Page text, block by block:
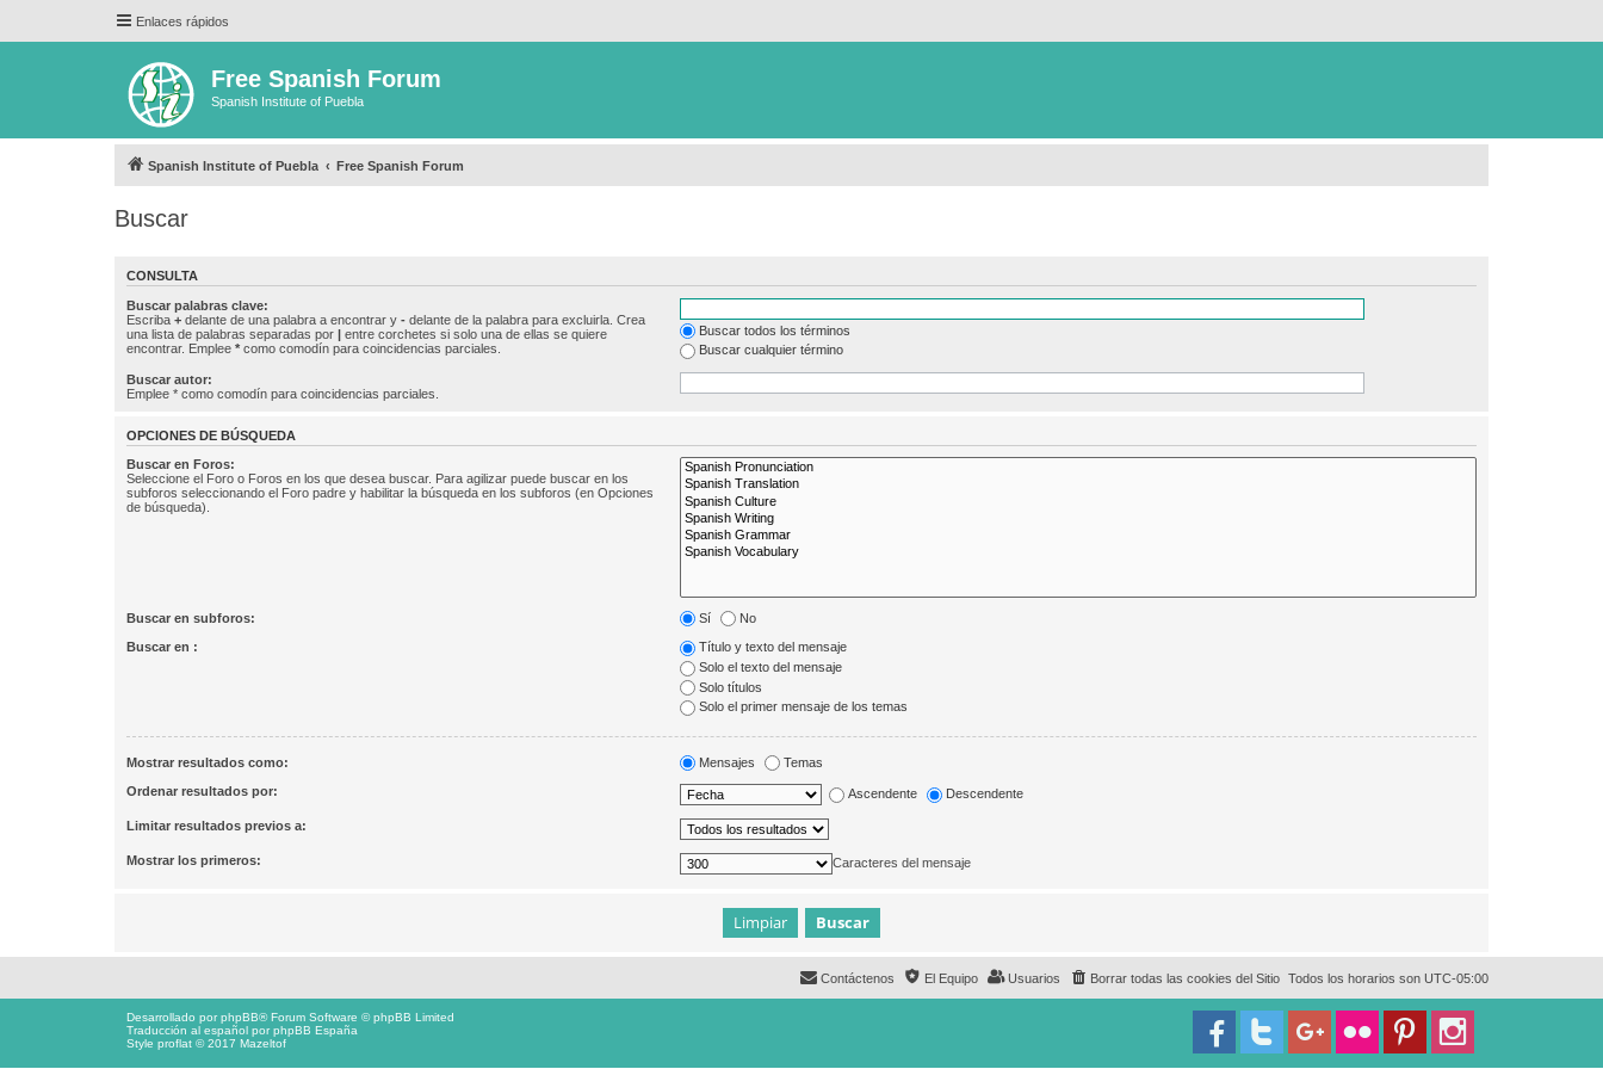
Enlaces rápidos
Free Spanish Forum
Spanish Institute of Puebla
Spanish Institute of Puebla Free Spanish Forum
Buscar
CONSULTA
Buscar palabras clave:
Escriba + delante de una palabra a encontrar y - delante de la palabra para excluirla. Crea
una lista de palabras separadas por | entre corchetes si solo una de ellas se quiere
encontrar. Emplee * como comodín para coincidencias parciales.
Buscar todos los términos
Buscar cualquier término
Buscar autor:
Emplee * como comodín para coincidencias parciales.
OPCIONES DE BÚSQUEDA
Buscar en Foros:
Seleccione el Foro o Foros en los que desea buscar. Para agilizar puede buscar en los
subforos seleccionando el Foro padre y habilitar la búsqueda en los subforos (en Opciones
de búsqueda).
Buscar en subforos: Sí No
Buscar en :
Título y texto del mensaje
Solo el texto del mensaje
Solo títulos
Solo el primer mensaje de los temas
Mostrar resultados como: Mensajes Temas
Ordenar resultados por: Ascendente Descendente
Limitar resultados previos a:
Mostrar los primeros: Caracteres del mensaje
Todos los horarios son UTC-05:00
Borrar todas las cookies del Sitio
Usuarios
El Equipo
Contáctenos
Desarrollado porphpBB® Forum Software © phpBB Limited
Traducción al español porphpBB España
Style proflat © 2017 Mazeltof